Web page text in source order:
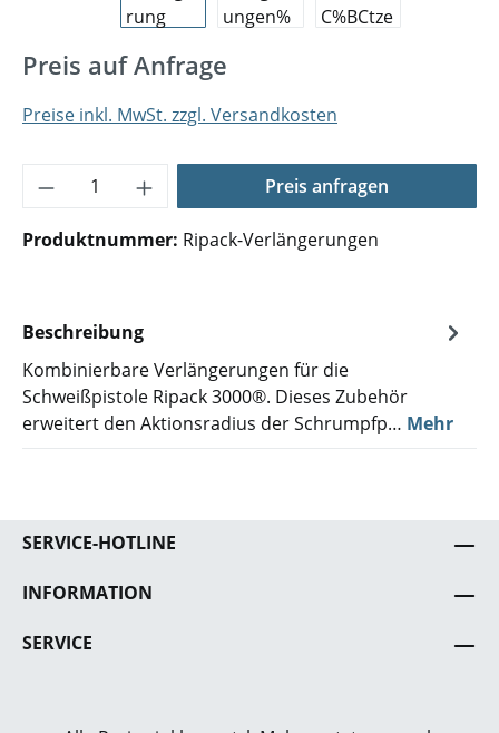
Preis auf Anfrage
Preise inkl. MwSt. zzgl. Versandkosten
Produkt Anzahl: Gib den gewünschten
Preis anfragen
Produktnummer: Ripack-Verlängerungen
Beschreibung
Kombinierbare Verlängerungen für die
Schweißpistole Ripack 3000®. Dieses Zubehör
erweitert den Aktionsradius der Schrumpfp… Mehr
SERVICE-HOTLINE
INFORMATION
SERVICE